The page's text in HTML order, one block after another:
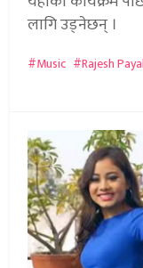
लागि उड्नेछन् ।
Music Rajesh